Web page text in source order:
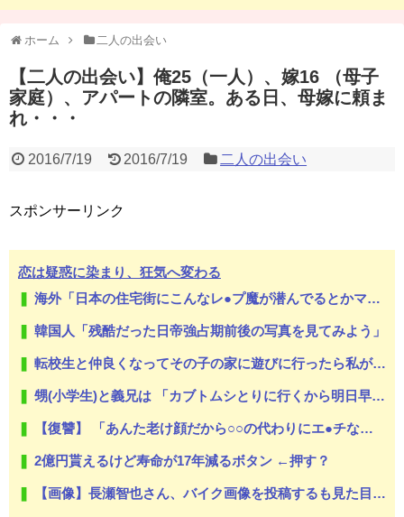
ホーム 二人の出会い
【二人の出会い】俺25（一人）、嫁16 （母子
家庭）、アパートの隣室。ある日、母嫁に頼ま
れ・・・
2016/7/19 2016/7/19 二人の出会い
スポンサーリンク
恋は疑惑に染まり、狂気へ変わる
海外「日本の住宅街にこんなレ●プ魔が潜んでるとかマジかよ…さすがHENTAIの国…」
韓国人「残酷だった日帝強占期前後の写真を見てみよう」
転校生と仲良くなってその子の家に遊びに行ったら私が小さい頃に撮った写真があった
甥(小学生)と義兄は 「カブトムシとりに行くから明日早起きだな！」 と二人でウキウキしていた。
【復讐】 「あんた老け顔だから○○の代わりにエ●チなゲーム買ってきてあげてよ」と言われて弟の代わりにア○ルトゲームを買わされた
2億円貰えるけど寿命が17年減るボタン ←押す？
【画像】長瀬智也さん、バイク画像を投稿するも見た目が汚らしいとネットの女性たちから批判された結果ｗｗｗ